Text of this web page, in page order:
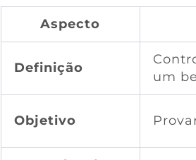
Aspecto
Definição
um
Objetivo